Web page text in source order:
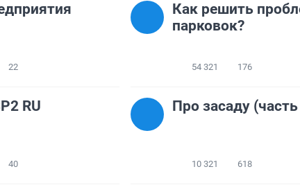
22
Как решить
парковок?
54 321 176
RU
40
Про засаду
10 321 618